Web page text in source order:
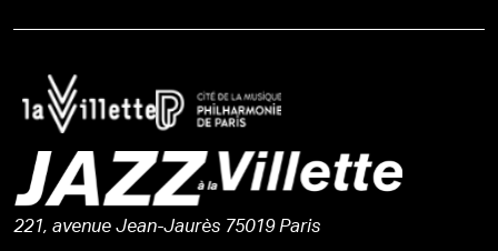
221, avenue Jean-Jaurès 75019 Paris